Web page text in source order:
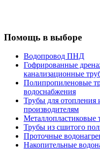
Помощь в выборе
Водопровод ПНД
Гофрированные
канализационные
Полипропиленовые
водоснабжения
Трубы для отопления
производителям
Металлопластиковые
Трубы из сшитого
Проточные
Накопительные